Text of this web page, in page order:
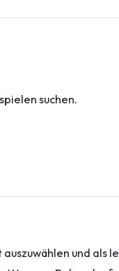
suchen.
und als